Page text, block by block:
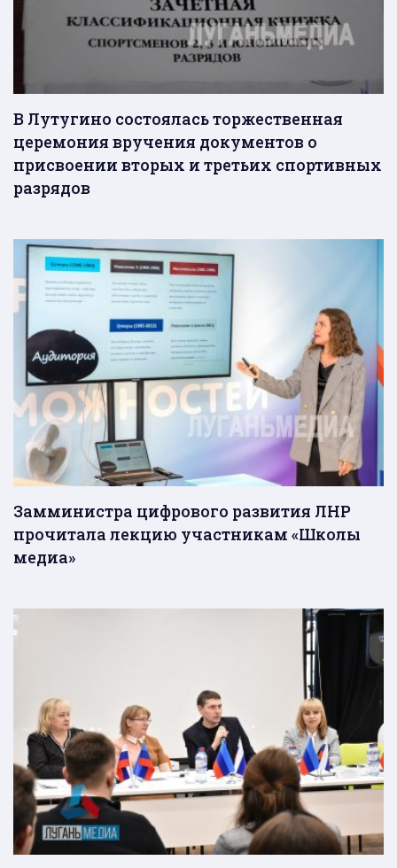
В Лутугино состоялась торжественная
церемония вручения документов о
присвоении вторых и третьих спортивных
разрядов
Замминистра цифрового развития ЛНР
прочитала лекцию участникам «Школы
медиа»